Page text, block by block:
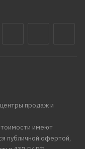
продаж и
имеют
публичной офертой,